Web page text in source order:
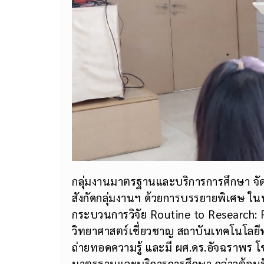
กลุ่มงานมาตรฐานและบริการการศึกษา
สังกัดกลุ่มงานฯ ด้วยการบรรยายพิเศษ ใ
กระบวนการวิจัย Routine to
วิทยาศาสตร์เชี่ยวชาญ สถาบันเทคโนโล
ถ่ายทอดความรู้ และมี ผศ.ดร.อัจฉราพร